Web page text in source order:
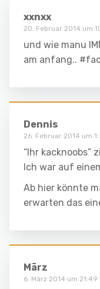
xxnxx
20. Februar 2014 um
und wie manu
am anfang..
Dennis
26. Februar 2014 um
“Ihr kacknoobs”
Ich war auf
Ab hier könnte
erwarten das
März
6. März 2014 um 21:49